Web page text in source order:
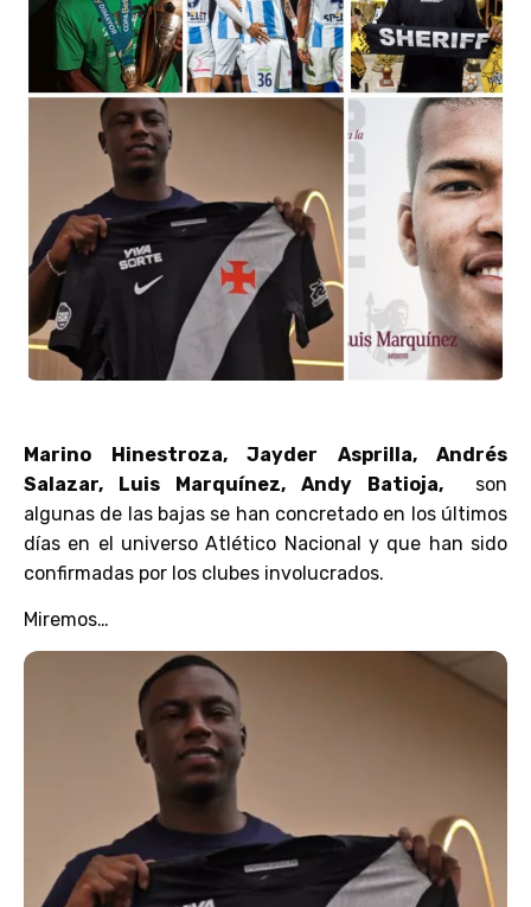
Marino Hinestroza, Jayder Asprilla, Andrés
Salazar, Luis Marquínez, Andy Batioja,
son
algunas de las bajas se han concretado en los últimos
días en el universo Atlético Nacional y que han sido
confirmadas por los clubes involucrados.
Miremos…